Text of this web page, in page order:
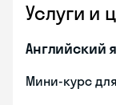
Услуги и
Английский
Мини-курс